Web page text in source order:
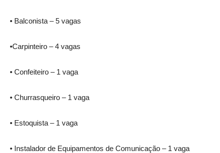
• Balconista – 5 vagas
•Carpinteiro – 4 vagas
• Confeiteiro – 1 vaga
• Churrasqueiro – 1 vaga
• Estoquista – 1 vaga
• Instalador de Equipamentos de Comunicação – 1 vaga